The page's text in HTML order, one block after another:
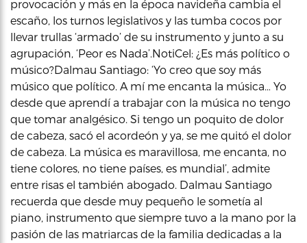
provocación y más en la época navideña cambia el
escaño, los turnos legislativos y las tumba cocos por
llevar trullas ‘armado’ de su instrumento y junto a su
agrupación, ‘Peor es Nada’.NotiCel: ¿Es más político o
músico?Dalmau Santiago: ‘Yo creo que soy más
músico que político. A mí me encanta la música… Yo
desde que aprendí a trabajar con la música no tengo
que tomar analgésico. Si tengo un poquito de dolor
de cabeza, sacó el acordeón y ya, se me quitó el dolor
de cabeza. La música es maravillosa, me encanta, no
tiene colores, no tiene países, es mundial’, admite
entre risas el también abogado. Dalmau Santiago
recuerda que desde muy pequeño le sometía al
piano, instrumento que siempre tuvo a la mano por la
pasión de las matriarcas de la familia dedicadas a la